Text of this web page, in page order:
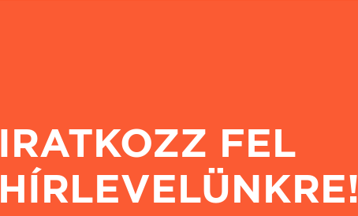
IRATKOZZ FEL
HÍRLEVELÜNKRE!